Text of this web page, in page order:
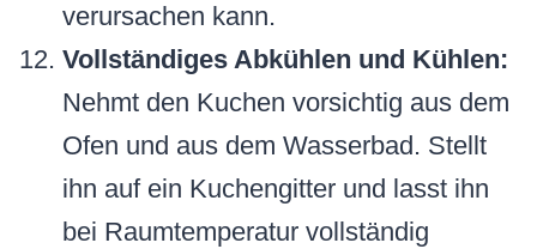
verursachen kann.
Vollständiges Abkühlen und Kühlen:
Nehmt den Kuchen vorsichtig aus dem
Ofen und aus dem Wasserbad. Stellt
ihn auf ein Kuchengitter und lasst ihn
bei Raumtemperatur vollständig